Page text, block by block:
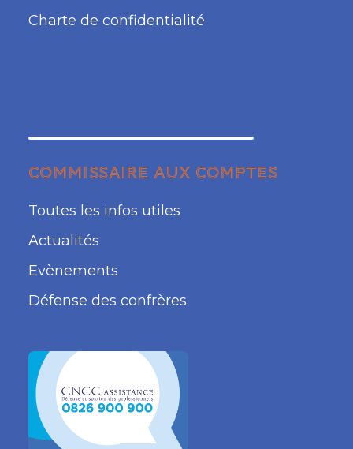
Charte de confidentialité
COMMISSAIRE AUX COMPTES
Toutes les infos utiles
Actualités
Evènements
Défense des confrères